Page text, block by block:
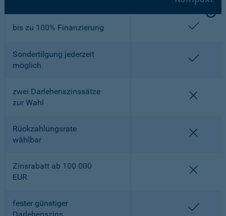
bis zu 100% Finanzierung
Sondertilgung jederzeit
möglich
zwei Darlehenszinssätze
zur Wahl
Rückzahlungsrate
wählbar
Zinsrabatt ab 100.000
EUR
fester günstiger